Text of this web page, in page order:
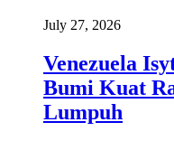
July 27, 2026
Venezuela
Bumi Kuat
Lumpuh